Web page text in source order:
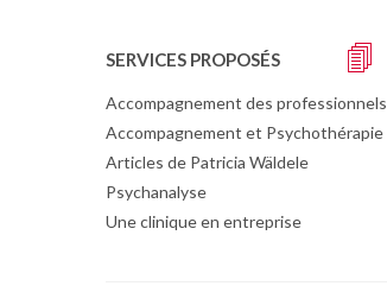
SERVICES PROPOSÉS
Accompagnement des professionnels
Accompagnement et Psychothérapie
Articles de Patricia Wäldele
Psychanalyse
Une clinique en entreprise